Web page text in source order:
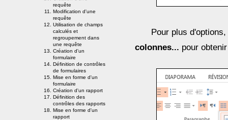
requête
Modification d'une
requête
Utilisation de champs
calculés et
regroupement dans
une requête
Création d'un
formulaire
Définition de contrôles
de formulaires
Mise en forme d'un
formulaire
Création d'un rapport
Définition des
contrôles des rapports
Mise en forme d'un
rapport
Pour plus
colonnes... pour